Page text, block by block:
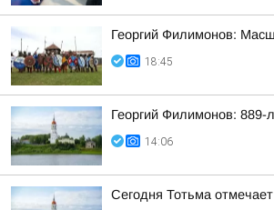
Георгий Филимонов:
18:45
Георгий Филимонов: 889-
14:06
Сегодня Тотьма